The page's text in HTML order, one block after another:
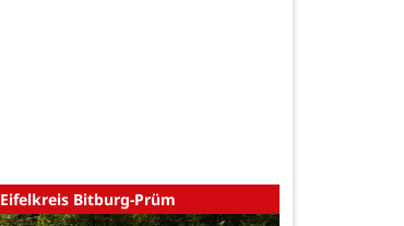
Eifelkreis Bitburg-Prüm